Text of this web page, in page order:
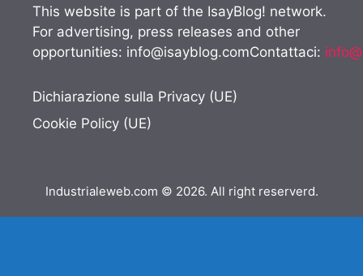
This website is part of the IsayBlog! network.
For advertising, press releases and other
opportunities: info@isayblog.comContattaci:
Dichiarazione sulla Privacy (UE)
Cookie Policy (UE)
Industrialeweb.com © 2026. All right reserverd.